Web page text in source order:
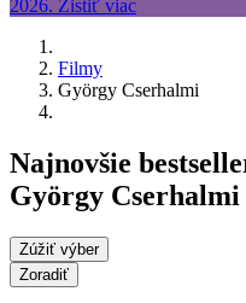
Filmy
György Cserhalmi
Najnovšie
György Cserhalmi
Zúžiť výber
Zoradiť